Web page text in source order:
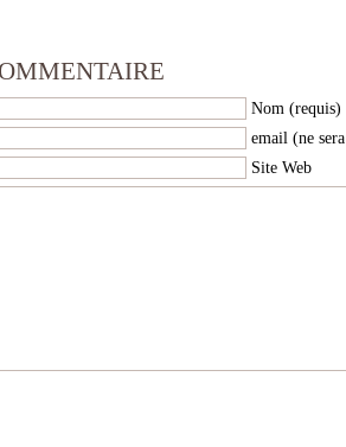
Nom (requis)
email (ne
Site Web